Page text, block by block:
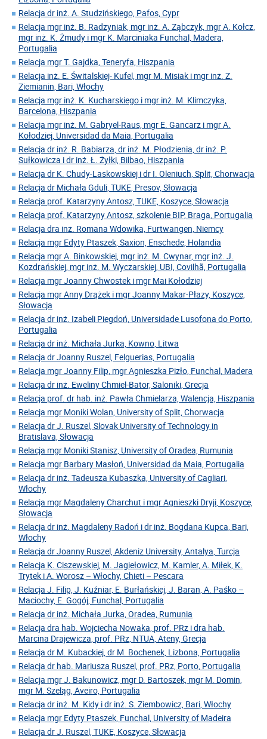
Relacja dr inż. A. Studzińskiego, Pafos, Cypr
Relacja mgr inż. B. Radzyniak, mgr inż. A. Ząbczyk, mgr A. Kołcz,
mgr inż. K. Żmudy i mgr K. Marciniaka Funchal, Madera,
Portugalia
Relacja mgr T. Gajdka, Teneryfa, Hiszpania
Relacja inż. E. Świtalskiej- Kufel, mgr M. Misiak i mgr inż. Z.
Ziemianin, Bari, Włochy
Relacja mgr inż. K. Kucharskiego i mgr inż. M. Klimczyka,
Barcelona, Hiszpania
Relacja mgr inż. M. Gabryel-Raus, mgr E. Gancarz i mgr A.
Kołodziej, Universidad da Maia, Portugalia
Relacja dr inż. R. Babiarza, dr inż. M. Płodzienia, dr inż. P.
Sułkowicza i dr inż. Ł. Żyłki, Bilbao, Hiszpania
Relacja dr K. Chudy-Laskowskiej i dr I. Oleniuch, Split, Chorwacja
Relacja dr Michała Gduli, TUKE, Presov, Słowacja
Relacja prof. Katarzyny Antosz, TUKE, Koszyce, Słowacja
Relacja prof. Katarzyny Antosz, szkolenie BIP, Braga, Portugalia
Relacja dra inż. Romana Wdowika, Furtwangen, Niemcy
Relacja mgr Edyty Ptaszek, Saxion, Enschede, Holandia
Relacja mgr A. Binkowskiej, mgr inż. M. Cwynar, mgr inż. J.
Kozdrańskiej, mgr inż. M. Wyczarskiej, UBI, Covilhã, Portugalia
Relacja mgr Joanny Chwostek i mgr Mai Kołodziej
Relacja mgr Anny Drążek i mgr Joanny Makar-Płazy, Koszyce,
Słowacja
Relacja dr inż. Izabeli Piegdoń, Universidade Lusofona do Porto,
Portugalia
Relacja dr inż. Michała Jurka, Kowno, Litwa
Relacja dr Joanny Ruszel, Felguerias, Portugalia
Relacja mgr Joanny Filip, mgr Agnieszka Pizło, Funchal, Madera
Relacja dr inż. Eweliny Chmiel-Bator, Saloniki, Grecja
Relacja prof. dr hab. inż. Pawła Chmielarza, Walencja, Hiszpania
Relacja mgr Moniki Wolan, University of Split, Chorwacja
Relacja dr J. Ruszel, Slovak University of Technology in
Bratislava, Słowacja
Relacja mgr Moniki Stanisz, University of Oradea, Rumunia
Relacja mgr Barbary Masłoń, Universidad da Maia, Portugalia
Relacja dr inż. Tadeusza Kubaszka, University of Cagliari,
Włochy
Relacja mgr Magdaleny Charchut i mgr Agnieszki Dryji, Koszyce,
Słowacja
Relacja dr inż. Magdaleny Radoń i dr inż. Bogdana Kupca, Bari,
Włochy
Relacja dr Joanny Ruszel, Akdeniz University, Antalya, Turcja
Relacja K. Ciszewskiej, M. Jagiełowicz, M. Kamler, A. Miłek, K.
Trytek i A. Worosz – Włochy, Chieti – Pescara
Relacja J. Filip, J. Kuźniar, E. Burłańskiej, J. Baran, A. Paśko –
Maciochy, E. Gogój, Funchal, Portugalia
Relacja dr inż. Michała Jurka, Oradea, Rumunia
Relacja dra hab. Wojciecha Nowaka, prof. PRz i dra hab.
Marcina Drajewicza, prof. PRz, NTUA, Ateny, Grecja
Relacja dr M. Kubackiej, dr M. Bochenek, Lizbona, Portugalia
Relacja dr hab. Mariusza Ruszel, prof. PRz, Porto, Portugalia
Relacja mgr J. Bakunowicz, mgr D. Bartoszek, mgr M. Domin,
mgr M. Szeląg, Aveiro, Portugalia
Relacja dr inż. M. Kidy i dr inż. S. Ziembowicz, Bari, Włochy
Relacja mgr Edyty Ptaszek, Funchal, University of Madeira
Relacja dr J. Ruszel, TUKE, Koszyce, Słowacja